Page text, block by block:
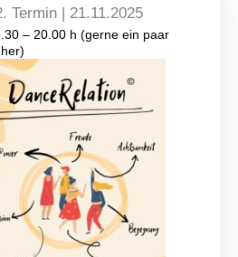
Termin | 21.11.2025
– 20.00 h (gerne ein paar